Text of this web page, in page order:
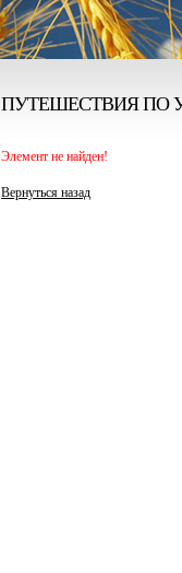
ПУТЕШЕСТВИЯ ПО
Элемент не найден!
Вернуться назад